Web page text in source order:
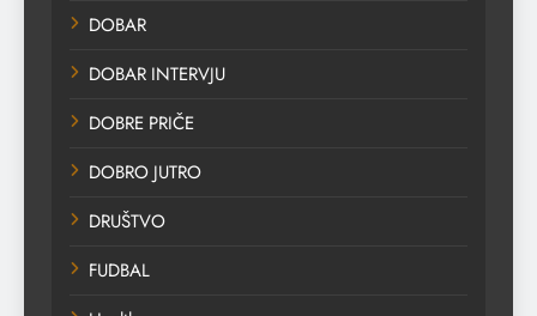
DOBAR
DOBAR INTERVJU
DOBRE PRIČE
DOBRO JUTRO
DRUŠTVO
FUDBAL